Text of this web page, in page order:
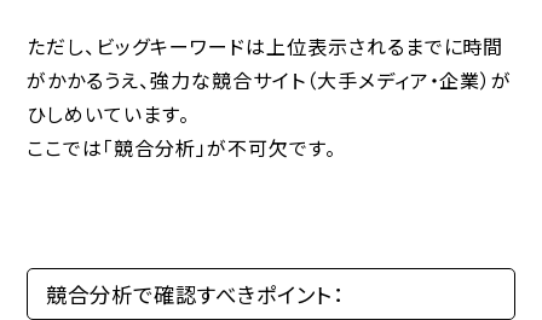
ただし、ビッグキーワードは上位表示されるまでに時間
がかかるうえ、強力な競合サイト（大手メディア・企業）が
ひしめいています。
ここでは「競合分析」が不可欠です。
競合分析で確認すべきポイント：